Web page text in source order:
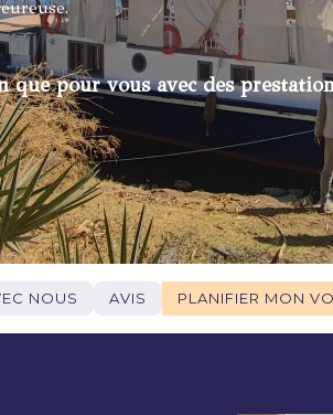
pour vous avec des
NOUS AVIS PLANIFIER MON